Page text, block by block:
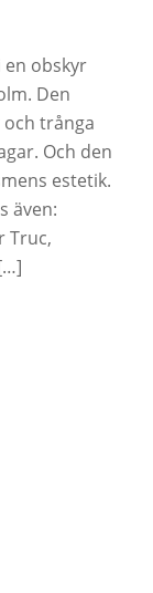
obskyr
Den
trånga
Och den
estetik.
även:
Truc,